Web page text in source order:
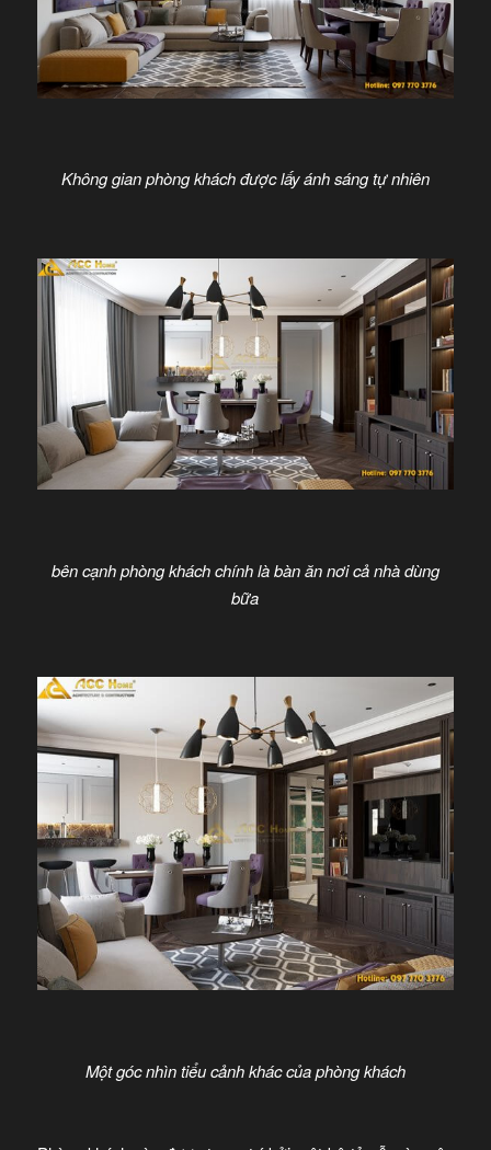
Không gian phòng khách được lấy ánh sáng tự nhiên
bên cạnh phòng khách chính là bàn ăn nơi cả nhà dùng
bữa
Một góc nhìn tiểu cảnh khác của phòng khách